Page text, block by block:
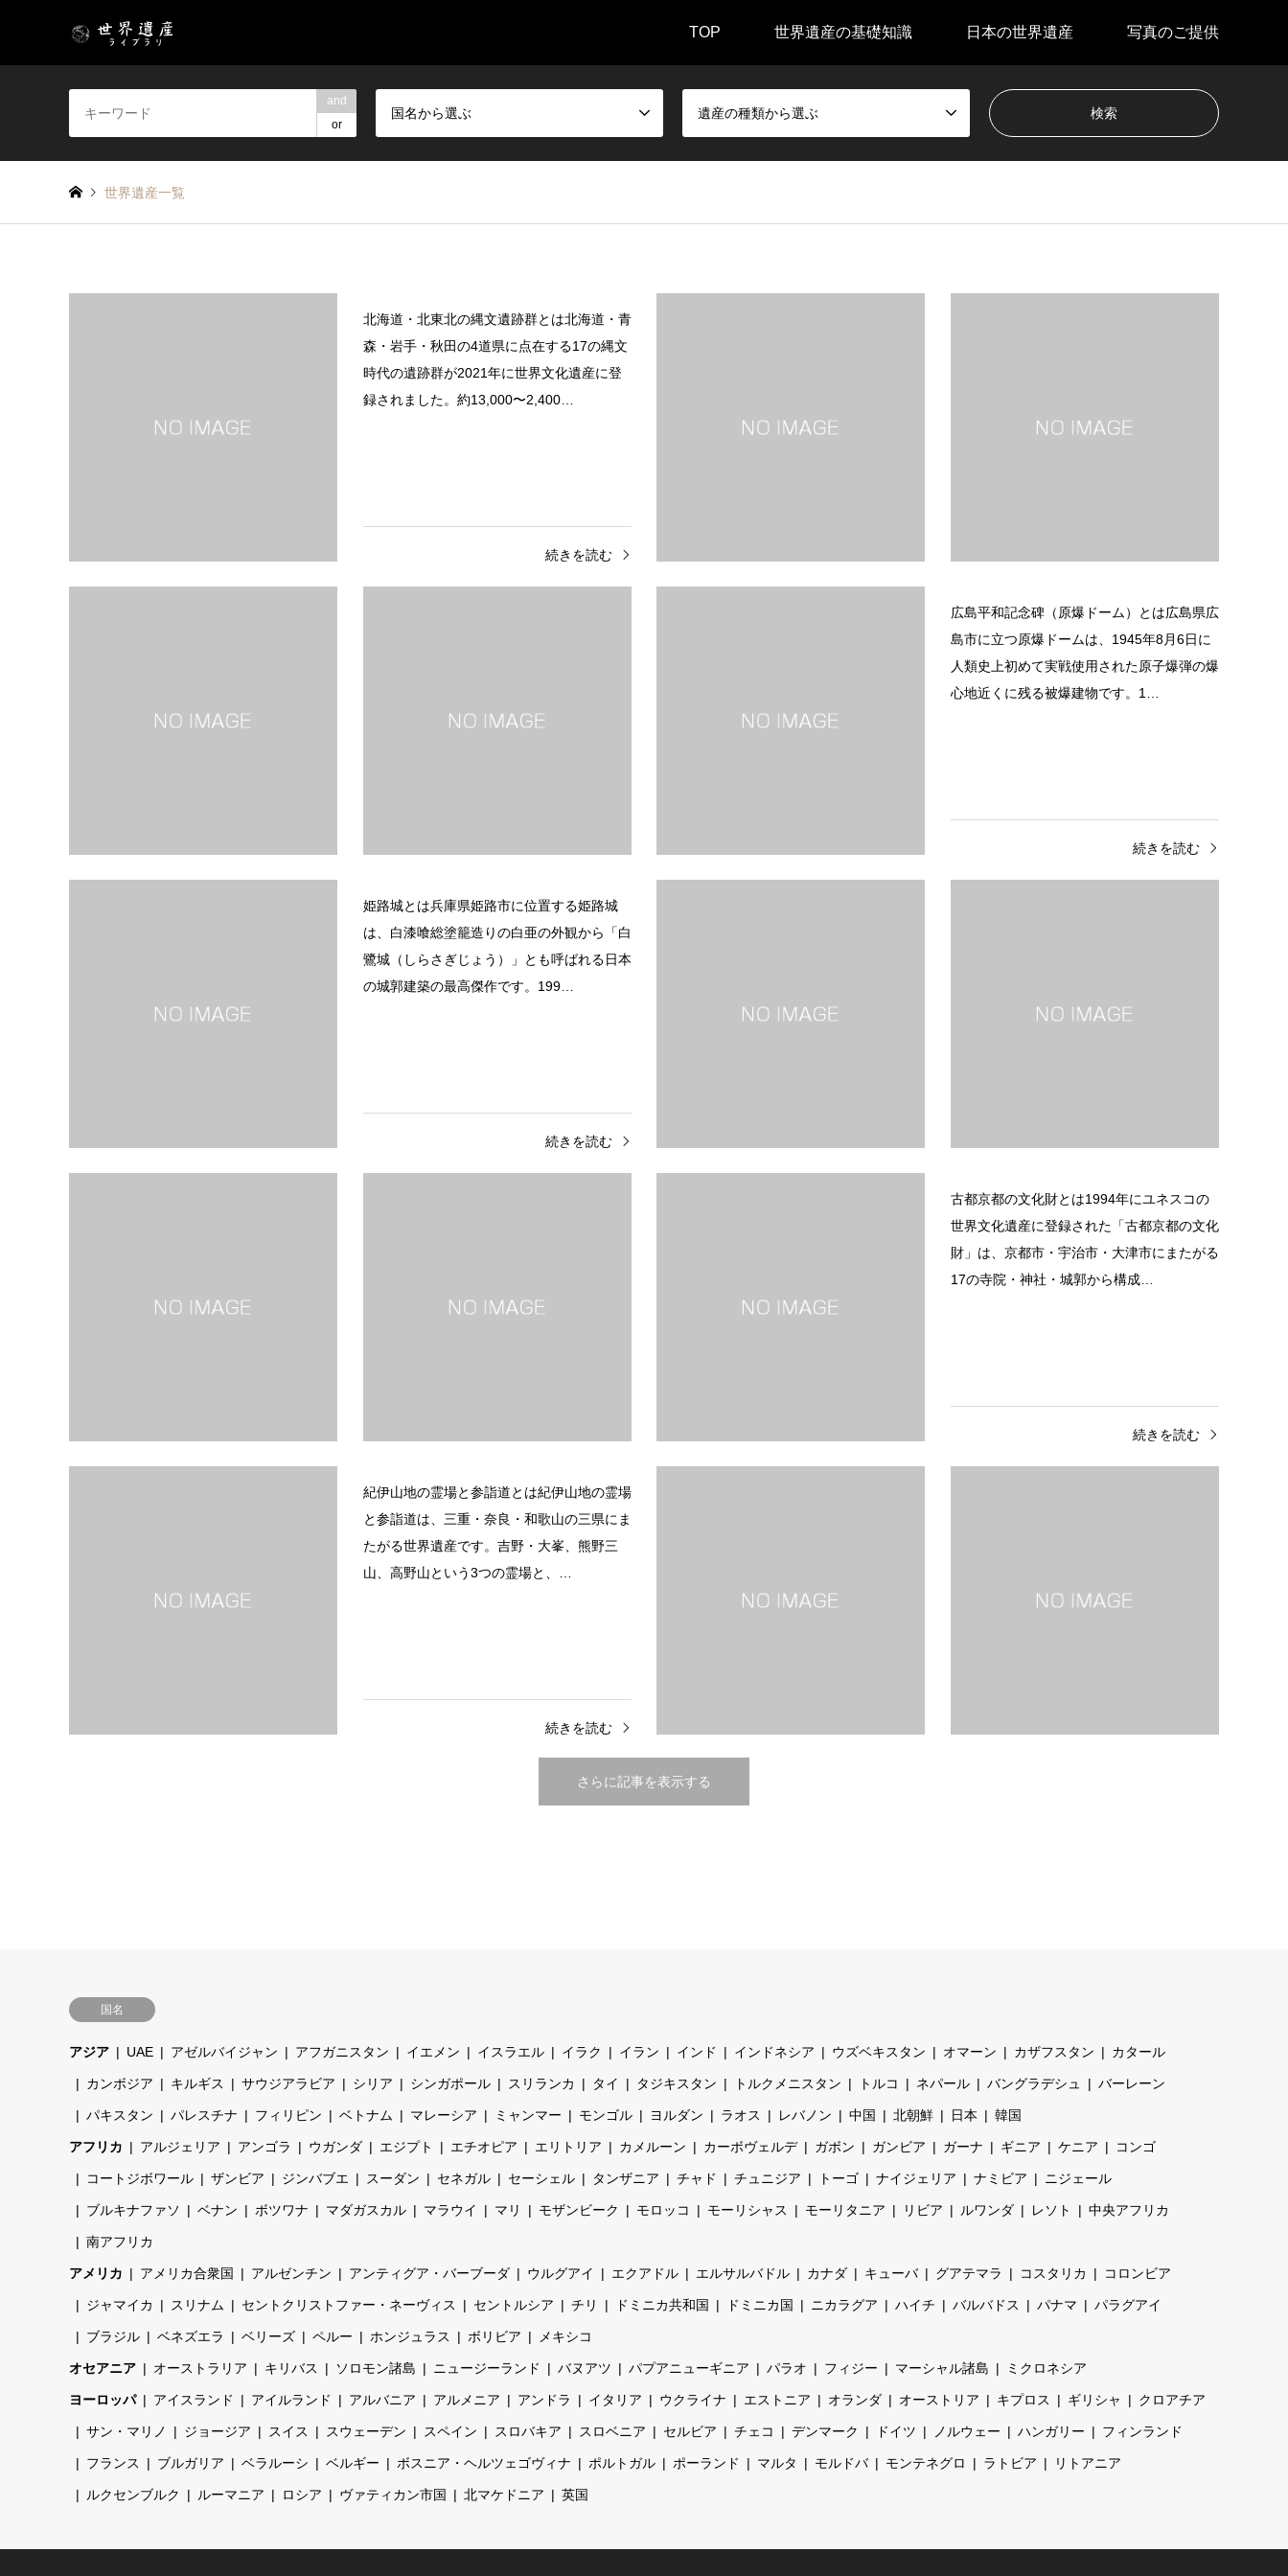
TOP 世界遺産の基礎知識 日本の世界遺産 写真のご提供
and
or
国名から選ぶ 遺産の種類から選ぶ
世界遺産一覧
北海道・北東北の縄文遺跡群とは北海道・青
森・岩手・秋田の4道県に点在する17の縄文
時代の遺跡群が2021年に世界文化遺産に登
録されました。約13,000〜2,400…
続きを読む
広島平和記念碑（原爆ドーム）とは広島県広
島市に立つ原爆ドームは、1945年8月6日に
人類史上初めて実戦使用された原子爆弾の爆
心地近くに残る被爆建物です。1…
続きを読む
姫路城とは兵庫県姫路市に位置する姫路城
は、白漆喰総塗籠造りの白亜の外観から「白
鷺城（しらさぎじょう）」とも呼ばれる日本
の城郭建築の最高傑作です。199…
続きを読む
古都京都の文化財とは1994年にユネスコの
世界文化遺産に登録された「古都京都の文化
財」は、京都市・宇治市・大津市にまたがる
17の寺院・神社・城郭から構成…
続きを読む
紀伊山地の霊場と参詣道とは紀伊山地の霊場
と参詣道は、三重・奈良・和歌山の三県にま
たがる世界遺産です。吉野・大峯、熊野三
山、高野山という3つの霊場と、…
続きを読む
さらに記事を表示する
国名
アジア UAE アゼルバイジャン アフガニスタン イエメン イスラエル イラク イラン インド インドネシア ウズベキスタン オマーン カザフスタン カタール
カンボジア キルギス サウジアラビア シリア シンガポール スリランカ タイ タジキスタン トルクメニスタン トルコ ネパール バングラデシュ バーレーン
パキスタン パレスチナ フィリピン ベトナム マレーシア ミャンマー モンゴル ヨルダン ラオス レバノン 中国 北朝鮮 日本 韓国
アフリカ アルジェリア アンゴラ ウガンダ エジプト エチオピア エリトリア カメルーン カーボヴェルデ ガボン ガンビア ガーナ ギニア ケニア コンゴ
コートジボワール ザンビア ジンバブエ スーダン セネガル セーシェル タンザニア チャド チュニジア トーゴ ナイジェリア ナミビア ニジェール
ブルキナファソ ベナン ボツワナ マダガスカル マラウイ マリ モザンビーク モロッコ モーリシャス モーリタニア リビア ルワンダ レソト 中央アフリカ
南アフリカ
アメリカ アメリカ合衆国 アルゼンチン アンティグア・バーブーダ ウルグアイ エクアドル エルサルバドル カナダ キューバ グアテマラ コスタリカ コロンビア
ジャマイカ スリナム セントクリストファー・ネーヴィス セントルシア チリ ドミニカ共和国 ドミニカ国 ニカラグア ハイチ バルバドス パナマ パラグアイ
ブラジル ベネズエラ ベリーズ ペルー ホンジュラス ボリビア メキシコ
オセアニア オーストラリア キリバス ソロモン諸島 ニュージーランド バヌアツ パプアニューギニア パラオ フィジー マーシャル諸島 ミクロネシア
ヨーロッパ アイスランド アイルランド アルバニア アルメニア アンドラ イタリア ウクライナ エストニア オランダ オーストリア キプロス ギリシャ クロアチア
サン・マリノ ジョージア スイス スウェーデン スペイン スロバキア スロベニア セルビア チェコ デンマーク ドイツ ノルウェー ハンガリー フィンランド
フランス ブルガリア ベラルーシ ベルギー ボスニア・ヘルツェゴヴィナ ポルトガル ポーランド マルタ モルドバ モンテネグロ ラトビア リトアニア
ルクセンブルク ルーマニア ロシア ヴァティカン市国 北マケドニア 英国